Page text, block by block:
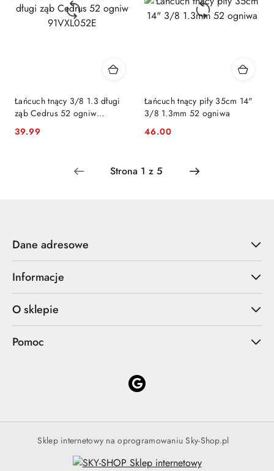
Łańcuch tnący 3/8 1.3 długi
ząb Cedrus 52 ogniw
Cena:
39.99
Łańcuch tnący piły 35cm 14"
3/8 1.3mm 52 ogniwa
Cena:
46.00
Dane adresowe
Informacje
O sklepie
Pomoc
Sklep internetowy na oprogramowaniu Sky-Shop.pl